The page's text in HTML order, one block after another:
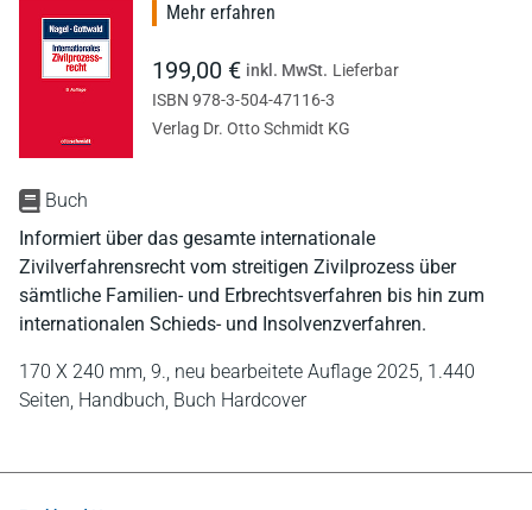
Buch
Informiert über das gesamte internationale
Zivilverfahrensrecht vom streitigen Zivilprozess über
sämtliche Familien- und Erbrechtsverfahren bis hin zum
internationalen Schieds- und Insolvenzverfahren.
170 X 240 mm, 9., neu bearbeitete Auflage 2025, 1.440
Seiten, Handbuch, Buch Hardcover
Mehr erfahren
199,00 € inkl. MwSt. Lieferbar
ISBN 978-3-504-47116-3
Verlag Dr. Otto Schmidt KG